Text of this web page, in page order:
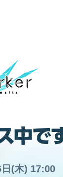
(木) 17:00